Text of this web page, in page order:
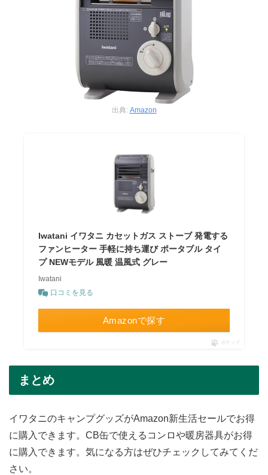
出典: Amazon
Iwatani イワタニ カセットガス ストーブ 発電する
ファンヒーター 手軽に持ち運び ポータブル タイ
プ NEWモデル 風暖 温風式 グレー
Iwatani
口コミを見る
Amazonで探す
ポチップ
まとめ
イワタニのキャンプグッズがAmazon新生活セールでお得
に購入できます。CB缶で使えるコンロや暖房器具がお得
に購入できます。気になる方はぜひチェックしてみてくだ
さい。